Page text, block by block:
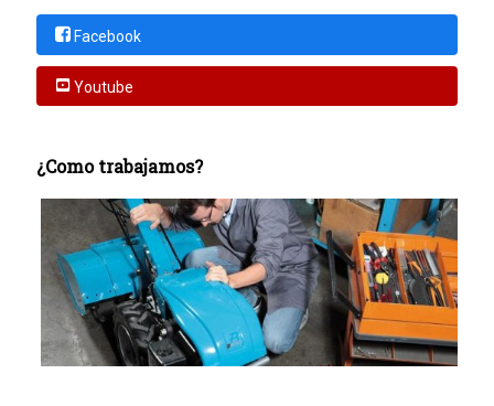
Facebook
Youtube
¿Como trabajamos?